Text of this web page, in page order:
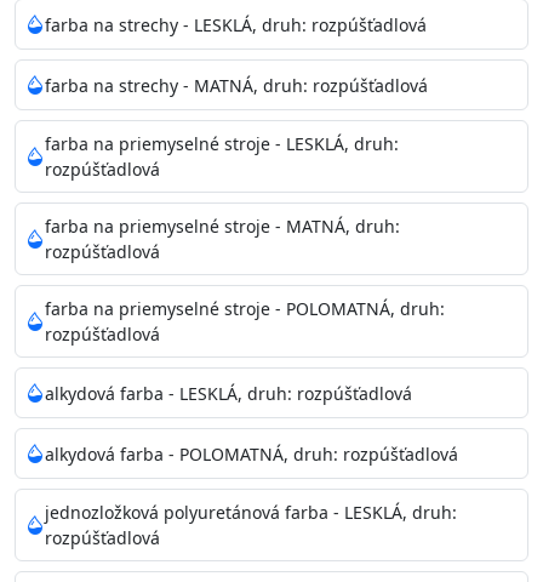
Neaplikujte pri teplote pod 5°C a nad teplotu 35°C alebo
pri relatívnej vlhkosti nad 80%.
Nepoužitá farba vyžaduje špeciálne zaobchádzanie na
bezpečnú likvidáciu.
Riedenie: do 10% vodou, podľa spôsobu aplikácie
Doba schnutia na dotyk
Doba na druhý náter: 3-4 hodiny
Balenie : 750ml, 1l, 3l, 9l, 15l
Výdatnosť na jednu vrstvu
Aplikácia: štetec, valček, striekacia pištoľ
Povrchová úprava: 1
Je možné tónovať v systéme Colorfull: áno
Merná hmotnosť : 1,54 ± 0,02 Kg / L (ISO 2811)
Čistenie: vodou
Príprava povrchu
farba na strechy - LESKLÁ, druh: rozpúšťadlová
farba na strechy - MATNÁ, druh: rozpúšťadlová
farba na priemyselné stroje - LESKLÁ, druh:
rozpúšťadlová
farba na priemyselné stroje - MATNÁ, druh:
rozpúšťadlová
farba na priemyselné stroje - POLOMATNÁ, druh:
rozpúšťadlová
alkydová farba - LESKLÁ, druh: rozpúšťadlová
alkydová farba - POLOMATNÁ, druh: rozpúšťadlová
jednozložková polyuretánová farba - LESKLÁ, druh:
rozpúšťadlová